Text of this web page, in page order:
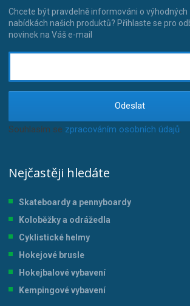
Chcete být pravdelně informováni o výhodných
nabídkách našich produktů? Přihlaste se pro
novinek na Váš e-mail
Odeslat
Souhlasím se zpracováním osobních údajů
Nejčastěji hledáte
Skateboardy a pennyboardy
Koloběžky a odrážedla
Cyklistické helmy
Hokejové brusle
Hokejbalové vybavení
Kempingové vybavení